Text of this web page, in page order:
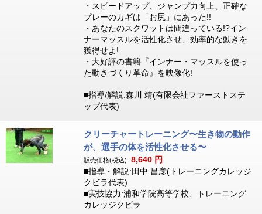
・スピードアップ、ジャンプ力向上、正確な
プレーのカギは「お尻」にあった!!
・あなたのスクワットは間違っている!?イン
ナーマッスルを活性化させ、効率的な動きを
獲得せよ!
・大好評の書籍『インナー・マッスルを使っ
た動きづくり革命』を映像化!
■指導/解説:森川 靖(有限会社ファーストステ
ップ代表)
クリーチャートレーニング〜生き物の動作
が、選手の体を活性化させる〜
販売価格(税込): 8,640 円
■指導・解説:田中 昌彦(トレーニングカレッジ
クビラ代表)
■実技協力:浦和学院高等学校、トレーニング
カレッジクビラ